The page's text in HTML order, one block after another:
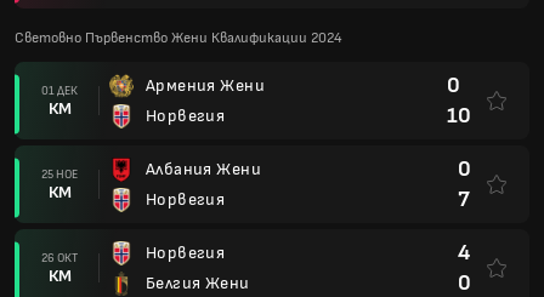
Световно Първенство Жени Квалификации 2024
01 ДЕК
КМ
Армения Жени
Норвегия
0
10
25 НОЕ
КМ
Албания Жени
Норвегия
0
7
26 ОКТ
КМ
Норвегия
Белгия Жени
4
0